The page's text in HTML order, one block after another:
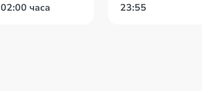
02:00 часа 23:55